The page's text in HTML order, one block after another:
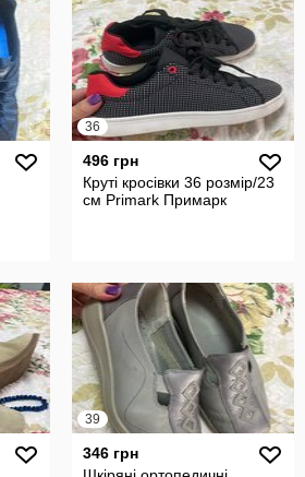
36
496 грн
Круті кросівки 36 розмір/23
см Primark Примарк
39
346 грн